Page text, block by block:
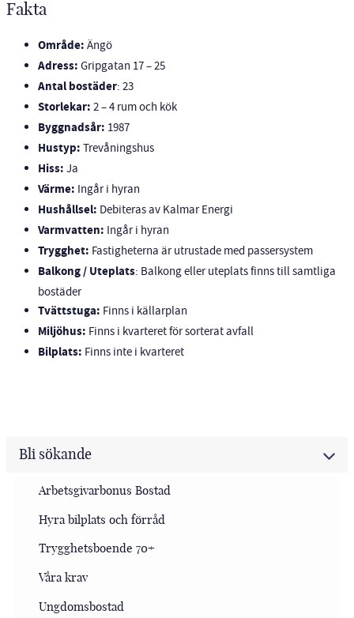
Fakta
Område: Ängö
Adress: Gripgatan 17 – 25
Antal bostäder: 23
Storlekar: 2 – 4 rum och kök
Byggnadsår: 1987
Hustyp: Trevåningshus
Hiss: Ja
Värme: Ingår i hyran
Hushållsel: Debiteras av Kalmar Energi
Varmvatten: Ingår i hyran
Trygghet: Fastigheterna är utrustade med passersystem
Balkong / Uteplats: Balkong eller uteplats finns till samtliga
bostäder
Tvättstuga: Finns i källarplan
Miljöhus: Finns i kvarteret för sorterat avfall
Bilplats: Finns inte i kvarteret
Bli sökande
Arbetsgivarbonus Bostad
Hyra bilplats och förråd
Trygghetsboende 70+
Våra krav
Ungdomsbostad